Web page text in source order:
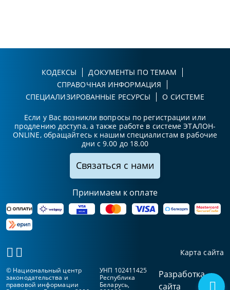
КОДЕКСЫ
ДОКУМЕНТЫ ПО ТЕМАМ
СПРАВОЧНАЯ ИНФОРМАЦИЯ
СПЕЦИАЛИЗИРОВАННЫЕ РЕСУРСЫ
О СИСТЕМЕ
Если у Вас возникли вопросы по регистрации или
продлению доступа, а также работе в системе ЭТАЛОН-
ONLINE, обращайтесь к нашим специалистам в рабочие
дни с 9.00 до 18.00
Связаться с нами
Принимаем к оплате
Карта сайта
© Национальный центр
законодательства и
правовой информации
УНП 102411425
Республика
Беларусь,
Разработка
сайта